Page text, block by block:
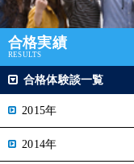
合格実績
RESULTS
合格体験談一覧
2015年
2014年